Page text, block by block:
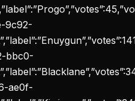
9c92-
bbc0-
ae0f-